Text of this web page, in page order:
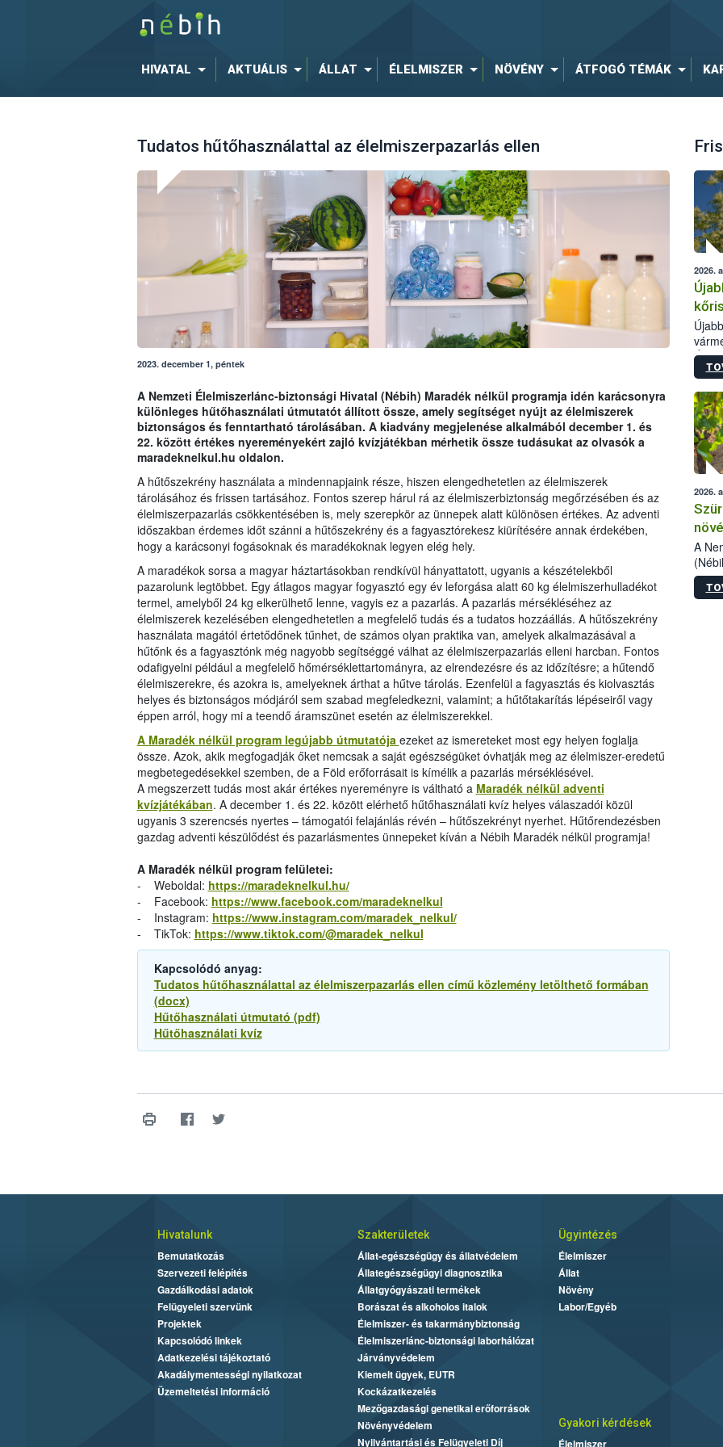
HIVATAL AKTUÁLIS ÁLLAT ÉLELMISZER NÖVÉNY ÁTFOGÓ TÉMÁK
Tudatos hűtőhasználattal az élelmiszerpazarlás ellen
2023. december 1, péntek
A Nemzeti Élelmiszerlánc-biztonsági Hivatal (Nébih) Maradék nélkül programja idén karácsonyra
különleges hűtőhasználati útmutatót állított össze, amely segítséget nyújt az élelmiszerek
biztonságos és fenntartható tárolásában. A kiadvány megjelenése alkalmából december 1. és
22. között értékes nyereményekért zajló kvízjátékban mérhetik össze tudásukat az olvasók a
maradeknelkul.hu oldalon.
A hűtőszekrény használata a mindennapjaink része, hiszen elengedhetetlen az élelmiszerek
tárolásához és frissen tartásához. Fontos szerep hárul rá az élelmiszerbiztonság megőrzésében és az
élelmiszerpazarlás csökkentésében is, mely szerepkör az ünnepek alatt különösen értékes. Az adventi
időszakban érdemes időt szánni a hűtőszekrény és a fagyasztórekesz kiürítésére annak érdekében,
hogy a karácsonyi fogásoknak és maradékoknak legyen elég hely.
A maradékok sorsa a magyar háztartásokban rendkívül hányattatott, ugyanis a készételekből
pazarolunk legtöbbet. Egy átlagos magyar fogyasztó egy év leforgása alatt 60 kg élelmiszerhulladékot
termel, amelyből 24 kg elkerülhető lenne, vagyis ez a pazarlás. A pazarlás mérsékléséhez az
élelmiszerek kezelésében elengedhetetlen a megfelelő tudás és a tudatos hozzáállás. A hűtőszekrény
használata magától értetődőnek tűnhet, de számos olyan praktika van, amelyek alkalmazásával a
hűtőnk és a fagyasztónk még nagyobb segítséggé válhat az élelmiszerpazarlás elleni harcban. Fontos
odafigyelni például a megfelelő hőmérséklettartományra, az elrendezésre és az időzítésre; a hűtendő
élelmiszerekre, és azokra is, amelyeknek árthat a hűtve tárolás. Ezenfelül a fagyasztás és kiolvasztás
helyes és biztonságos módjáról sem szabad megfeledkezni, valamint; a hűtőtakarítás lépéseiről vagy
éppen arról, hogy mi a teendő áramszünet esetén az élelmiszerekkel.
A Maradék nélkül program legújabb útmutatója ezeket az ismereteket most egy helyen foglalja
össze. Azok, akik megfogadják őket nemcsak a saját egészségüket óvhatják meg az élelmiszer-eredetű
megbetegedésekkel szemben, de a Föld erőforrásait is kímélik a pazarlás mérséklésével.
A megszerzett tudás most akár értékes nyereményre is váltható a Maradék nélkül adventi
kvízjátékában. A december 1. és 22. között elérhető hűtőhasználati kvíz helyes válaszadói közül
ugyanis 3 szerencsés nyertes – támogatói felajánlás révén – hűtőszekrényt nyerhet. Hűtőrendezésben
gazdag adventi készülődést és pazarlásmentes ünnepeket kíván a Nébih Maradék nélkül programja!
A Maradék nélkül program felületei:
- Weboldal: https://maradeknelkul.hu/
- Facebook: https://www.facebook.com/maradeknelkul
- Instagram: https://www.instagram.com/maradek_nelkul/
- TikTok: https://www.tiktok.com/@maradek_nelkul
Kapcsolódó anyag:
Tudatos hűtőhasználattal az élelmiszerpazarlás ellen című közlemény letölthető formában
(docx)
Hűtőhasználati útmutató (pdf)
Hűtőhasználati kvíz
2026.
2026.
A
Hivatalunk
Bemutatkozás
Szervezeti felépítés
Gazdálkodási adatok
Felügyeleti szervünk
Projektek
Kapcsolódó linkek
Adatkezelési tájékoztató
Akadálymentességi nyilatkozat
Üzemeltetési információ
Szakterületek
Állat-egészségügy és állatvédelem
Állategészségügyi diagnosztika
Állatgyógyászati termékek
Borászat és alkoholos italok
Élelmiszer- és takarmánybiztonság
Élelmiszerlánc-biztonsági laborhálózat
Járványvédelem
Kiemelt ügyek, EUTR
Kockázatkezelés
Mezőgazdasági genetikai erőforrások
Növényvédelem
Nyilvántartási és Felügyeleti Díj
Ügyintézés
Élelmiszer
Állat
Növény
Labor/Egyéb
Gyakori kérdések
Élelmiszer